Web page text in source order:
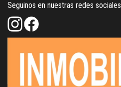
Seguinos en nuestras redes sociales